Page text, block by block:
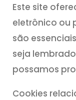
Este site
eletrônico ou
são
seja
possamos
Cookies